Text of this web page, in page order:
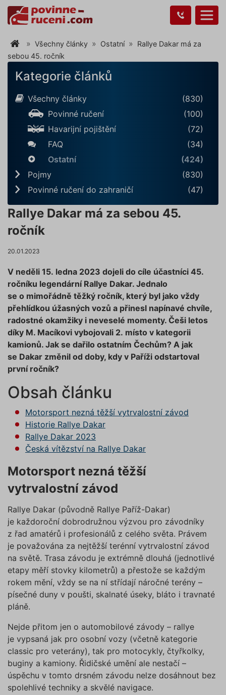
Všechny články Ostatní
Rallye Dakar má za
sebou 45. ročník
Kategorie článků
Všechny články
(830)
Povinné ručení
(100)
Havarijní pojištění
(72)
FAQ
(34)
Ostatní
(424)
Pojmy
(830)
Povinné ručení do zahraničí
(47)
Rallye Dakar má za sebou 45.
ročník
20.01.2023
V neděli 15. ledna 2023 dojeli do cíle účastníci 45.
ročníku legendární Rallye Dakar. Jednalo
se o mimořádně těžký ročník, který byl jako vždy
přehlídkou úžasných vozů a přinesl napínavé chvíle,
radostné okamžiky i neveselé momenty. Češi letos
díky M. Macíkovi vybojovali 2. místo v kategorii
kamionů. Jak se dařilo ostatním Čechům? A jak
se Dakar změnil od doby, kdy v Paříži odstartoval
první ročník?
Obsah článku
Motorsport nezná těžší vytrvalostní závod
Historie Rallye Dakar
Rallye Dakar 2023
Česká vítězství na Rallye Dakar
Motorsport nezná těžší
vytrvalostní závod
Rallye Dakar (původně Rallye Paříž-Dakar)
je každoroční dobrodružnou výzvou pro závodníky
z řad amatérů i profesionálů z celého světa. Právem
je považována za nejtěžší terénní vytrvalostní závod
na světě. Trasa závodu je extrémně dlouhá (jednotlivé
etapy měří stovky kilometrů) a přestože se každým
rokem mění, vždy se na ní střídají náročné terény –
písečné duny v poušti, skalnaté úseky, bláto i travnaté
pláně.
Nejde přitom jen o automobilové závody – rallye
je vypsaná jak pro osobní vozy (včetně kategorie
classic pro veterány), tak pro motocykly, čtyřkolky,
buginy a kamiony. Řidičské umění ale nestačí –
úspěchu v tomto drsném závodu nelze dosáhnout bez
spolehlivé techniky a skvělé navigace.